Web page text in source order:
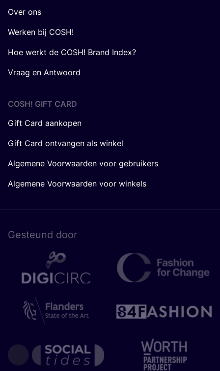
Over ons
Werken bij COSH!
Hoe werkt de COSH! Brand Index?
Vraag en Antwoord
COSH! GIFT CARD
Gift Card aankopen
Gift Card ontvangen als winkel
Algemene Voorwaarden voor gebruikers
Algemene Voorwaarden voor winkels
Gesteund door